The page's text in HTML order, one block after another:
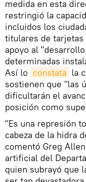
medida en esta
restringió la
incluidos los
titulares de
apoyo al
determinadas
Así lo constata la
sostienen que "las
dificultarán el
posición como
"Es una represión
cabeza de la hidra
comentó Greg
artificial del
quien subrayó que